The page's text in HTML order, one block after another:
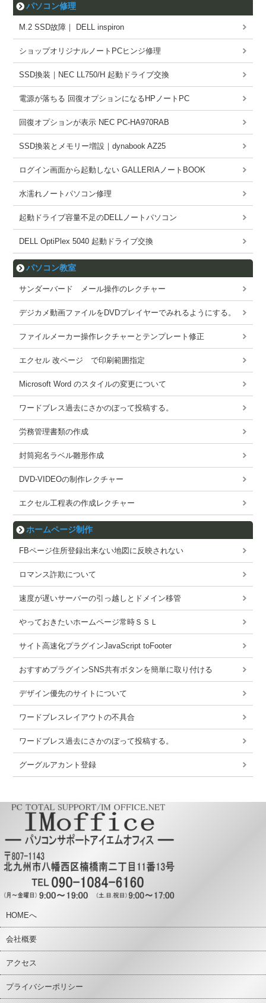
パソコン修理
M.2 SSD故障｜ DELL inspiron
ショップオリジナルノートPCヒンジ修理
SSD換装｜NEC LL750/H 起動ドライブ交換
電源が落ちる 回復オプションになるHPノートPC
回復オプションが表示 NEC PC-HA970RAB
SSD換装とメモリー増設｜dynabook AZ25
ログイン画面から起動しない GALLERIAノートBOOK
水濡れノートパソコン修理
起動ドライブ容量不足のDELLノートパソコン
DELL OptiPlex 5040 起動ドライブ交換
パソコン教室
サンダーバード メール操作のレクチャー
デジカメ動画ファイルをDVDプレイヤーでみれるようにする。
ファイルメーカー操作レクチャーとテンプレート修正
エクセル 改ページ で印刷範囲指定
Microsoft Word のスタイルの変更について
ワードブレス過去にさかのぼって投稿する。
労務管理書類の作成
封筒宛名ラベル雛形作成
DVD-VIDEOの制作レクチャー
エクセル工程表の作成レクチャー
ホームページ制作
FBページ住所登録出来ない地図に反映されない
ロマンス詐欺について
速度が遅いサーバーの引っ越しとドメイン移管
やっておきたいホームページ常時ＳＳＬ
サイト高速化プラグインJavaScript toFooter
おすすめプラグインSNS共有ボタンを簡単に取り付ける
デザイン優先のサイトについて
ワードブレスレイアウトの不具合
ワードブレス過去にさかのぼって投稿する。
グーグルアカント登録
HOMEへ
会社概要
アクセス
プライバシーポリシー